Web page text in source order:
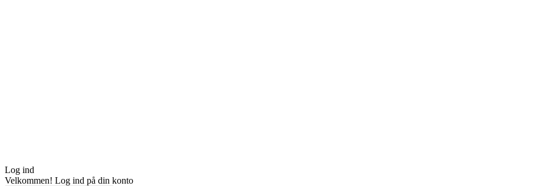
Log ind
Velkommen! Log ind på din konto